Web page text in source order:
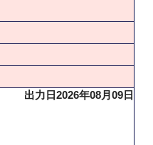
出力日2026年08月09日